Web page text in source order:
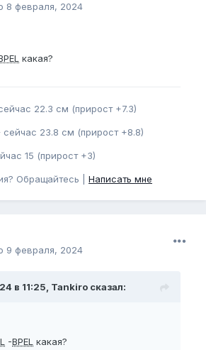
8 февраля, 2024
какая?
22.3 см (прирост +7.3)
сейчас 23.8 см (прирост +8.8)
15 (прирост +3)
Обращайтесь | Написать мне
9 февраля, 2024
в 11:25, Tankiro сказал:
-BPEL какая?